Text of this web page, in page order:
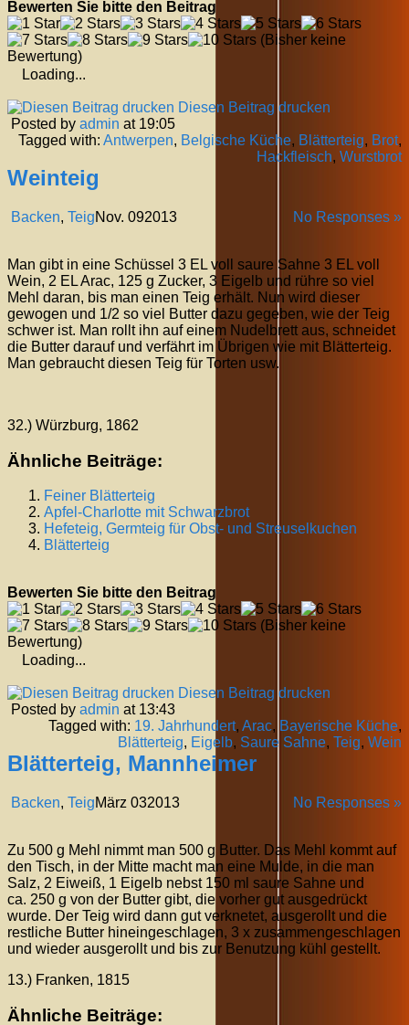
Bewerten Sie bitte den Beitrag
(Bisher keine
Bewertung)
Loading...
Diesen Beitrag drucken
Posted by admin at 19:05
Tagged with: Antwerpen, Belgische Küche, Blätterteig, Brot,
Hackfleisch, Wurstbrot
Weinteig
Backen, Teig No Responses »
Nov. 092013
Man gibt in eine Schüssel 3 EL voll saure Sahne 3 EL voll
Wein, 2 EL Arac, 125 g Zucker, 3 Eigelb und rühre so viel
Mehl daran, bis man einen Teig erhält. Nun wird dieser
gewogen und 1/2 so viel Butter dazu gegeben, wie der Teig
schwer ist. Man rollt ihn auf einem Nudelbrett aus, schneidet
die Butter darauf und verfährt im Übrigen wie mit Blätterteig.
Man gebraucht diesen Teig für Torten usw.
32.) Würzburg, 1862
Ähnliche Beiträge:
Feiner Blätterteig
Apfel-Charlotte mit Schwarzbrot
Hefeteig, Germteig für Obst- und Streuselkuchen
Blätterteig
Bewerten Sie bitte den Beitrag
(Bisher keine
Bewertung)
Loading...
Diesen Beitrag drucken
Posted by admin at 13:43
Tagged with: 19. Jahrhundert, Arac, Bayerische Küche,
Blätterteig, Eigelb, Saure Sahne, Teig, Wein
Blätterteig, Mannheimer
Backen, Teig No Responses »
März 032013
Zu 500 g Mehl nimmt man 500 g Butter. Das Mehl kommt auf
den Tisch, in der Mitte macht man eine Mulde, in die man
Salz, 2 Eiweiß, 1 Eigelb nebst 150 ml saure Sahne und
ca. 250 g von der Butter gibt, die vorher gut ausgedrückt
wurde. Der Teig wird dann gut verknetet, ausgerollt und die
restliche Butter hineingeschlagen, 3 x zusammengeschlagen
und wieder ausgerollt und bis zur Benutzung kühl gestellt.
13.) Franken, 1815
Ähnliche Beiträge: